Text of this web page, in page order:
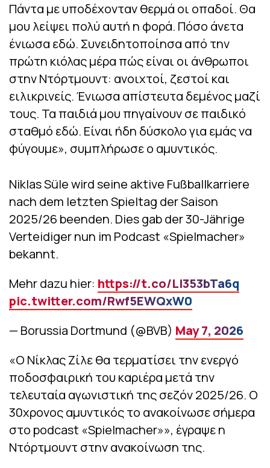
Πάντα με υποδέχονταν θερμά οι οπαδοί. Θα
μου λείψει πολύ αυτή η φορά. Πόσο άνετα
ένιωσα εδώ. Συνειδητοποίησα από την
πρώτη κιόλας μέρα πώς είναι οι άνθρωποι
στην Ντόρτμουντ: ανοιχτοί, ζεστοί και
ειλικρινείς. Ένιωσα απίστευτα δεμένος μαζί
τους. Τα παιδιά μου πηγαίνουν σε παιδικό
σταθμό εδώ. Είναι ήδη δύσκολο για εμάς να
φύγουμε», συμπλήρωσε ο αμυντικός.
Niklas Süle wird seine aktive Fußballkarriere
nach dem letzten Spieltag der Saison
2025/26 beenden. Dies gab der 30-Jährige
Verteidiger nun im Podcast «Spielmacher»
bekannt.
Mehr dazu hier: https://t.co/LI353bTa6q
pic.twitter.com/Rwf5EWQxW0
— Borussia Dortmund (@BVB) May 7, 2026
«Ο Νίκλας Ζίλε θα τερματίσει την ενεργό
ποδοσφαιρική του καριέρα μετά την
τελευταία αγωνιστική της σεζόν 2025/26. Ο
30χρονος αμυντικός το ανακοίνωσε σήμερα
στο podcast «Spielmacher»», έγραψε η
Ντόρτμουντ στην ανακοίνωση της.